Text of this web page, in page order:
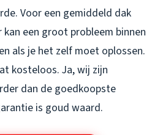
Voor een gemiddeld dak
een groot probleem binnen
als je het zelf moet oplossen.
kosteloos. Ja, wij zijn
dan de goedkoopste
is goud waard.